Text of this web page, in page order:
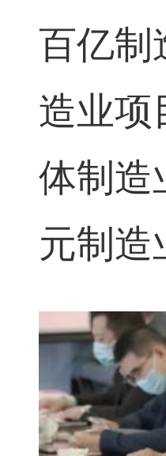
百亿制
造业项
体制造
元制造